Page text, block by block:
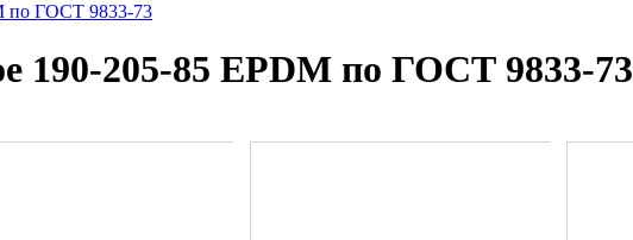
по ГОСТ 9833-73
190-205-85 EPDM по ГОСТ 9833-73